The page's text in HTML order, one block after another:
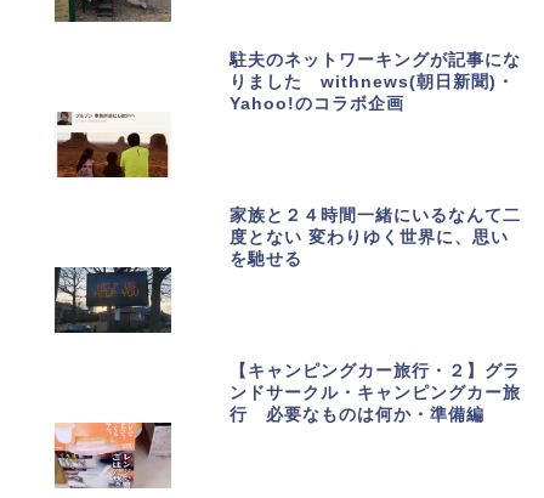
駐夫のネットワーキングが記事にな
りました withnews(朝日新聞)・
Yahoo!のコラボ企画
家族と２４時間一緒にいるなんて二
度とない 変わりゆく世界に、思い
を馳せる
【キャンピングカー旅行・２】グラ
ンドサークル・キャンピングカー旅
行 必要なものは何か・準備編